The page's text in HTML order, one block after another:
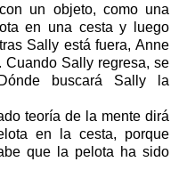
un objeto, como una
en una cesta y luego
Sally está fuera, Anne
Sally regresa, se
buscará Sally la
teoría de la mente dirá
en la cesta, porque
que la pelota ha sido